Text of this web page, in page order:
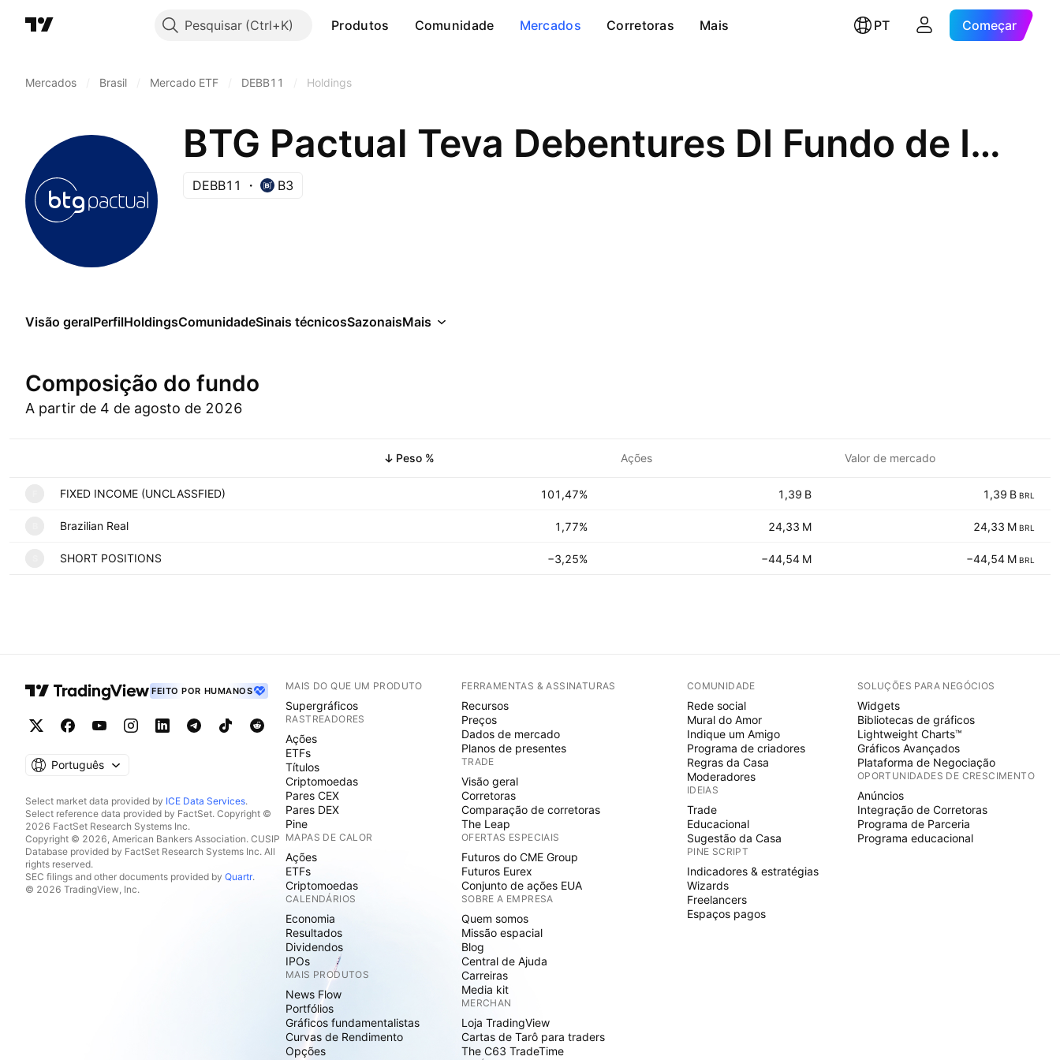
Pesquisar Produtos Comunidade Mercados Corretoras Mais PT Começar
Mercados Brasil Mercado ETF DEBB11 Holdings
BTG Pactual Teva Debentures DI Fundo de Indice ETF
DEBB11 B3
Visão geralPerfilHoldingsComunidadeSinais técnicosSazonaisMais
Composição do fundo
A partir de 4 de agosto de 2026
Peso % Ações Valor de mercado
FIXED INCOME (UNCLASSFIED) 101,47% ‪‪1,39 B‬‬ ‪‪1,39 B‬‬ BRL
Brazilian Real 1,77% ‪‪24,33 M‬‬ ‪‪24,33 M‬‬ BRL
SHORT POSITIONS −3,25% ‪‪−44,54 M‬‬ ‪‪−44,54 M‬‬ BRL
FEITO POR HUMANOS
Português
Select market data provided by ICE Data Services.
Select reference data provided by FactSet. Copyright ©
2026 FactSet Research Systems Inc.
Copyright © 2026, American Bankers Association. CUSIP
Database provided by FactSet Research Systems Inc. All
rights reserved.
SEC filings and other documents provided by Quartr.
© 2026 TradingView, Inc.
MAIS DO QUE UM PRODUTO
Supergráficos
RASTREADORES
Ações
ETFs
Títulos
Criptomoedas
Pares CEX
Pares DEX
Pine
MAPAS DE CALOR
Ações
ETFs
Criptomoedas
CALENDÁRIOS
Economia
Resultados
Dividendos
IPOs
MAIS PRODUTOS
News Flow
Portfólios
Gráficos fundamentalistas
Curvas de Rendimento
Opções
FERRAMENTAS & ASSINATURAS
Recursos
Preços
Dados de mercado
Planos de presentes
TRADE
Visão geral
Corretoras
Comparação de corretoras
The Leap
OFERTAS ESPECIAIS
Futuros do CME Group
Futuros Eurex
Conjunto de ações EUA
SOBRE A EMPRESA
Quem somos
Missão espacial
Blog
Central de Ajuda
Carreiras
Media kit
MERCHAN
Loja TradingView
Cartas de Tarô para traders
The C63 TradeTime
COMUNIDADE
Rede social
Mural do Amor
Indique um Amigo
Programa de criadores
Regras da Casa
Moderadores
IDEIAS
Trade
Educacional
Sugestão da Casa
PINE SCRIPT
Indicadores & estratégias
Wizards
Freelancers
Espaços pagos
SOLUÇÕES PARA NEGÓCIOS
Widgets
Bibliotecas de gráficos
Lightweight Charts™
Gráficos Avançados
Plataforma de Negociação
OPORTUNIDADES DE CRESCIMENTO
Anúncios
Integração de Corretoras
Programa de Parceria
Programa educacional